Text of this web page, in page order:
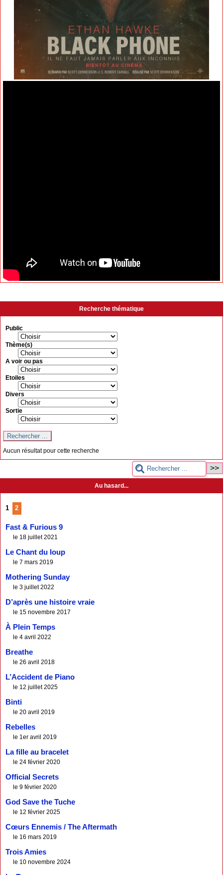
Recherche thématique
Public
Thème(s)
A voir ou pas
Etoiles
Divers
Sortie
Aucun résultat pour cette recherche
Au hasard...
1 2
Fast & Furious 9
le 18 juillet 2021
Le Chant du loup
le 7 mars 2019
Mothering Sunday
le 3 juillet 2022
D’après une histoire vraie
le 15 novembre 2017
À Plein Temps
le 4 avril 2022
Breathe
le 26 avril 2018
L’Accident de Piano
le 12 juillet 2025
Binti
le 20 avril 2019
Rebelles
le 1er avril 2019
La fille au bracelet
le 24 février 2020
Official Secrets
le 9 février 2020
God Save the Tuche
le 12 février 2025
Cœurs Ennemis / The Aftermath
le 16 mars 2019
Trois Amies
le 10 novembre 2024